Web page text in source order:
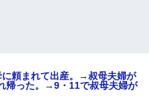
頼まれて出産。→叔母夫婦が
帰った。→9・11で叔母夫婦が